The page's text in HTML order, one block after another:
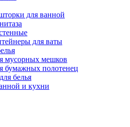
для ванной
для ваты
мусорных мешков
бумажных полотенец
белья
и кухни